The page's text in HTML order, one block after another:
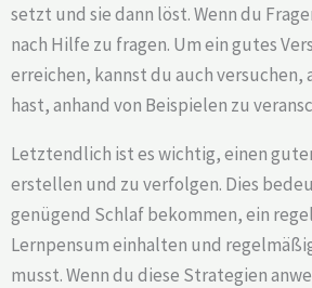
setzt und sie dann löst. Wenn du
nach Hilfe zu fragen. Um ein gutes
erreichen, kannst du auch versuchen,
hast, anhand von Beispielen zu
Letztendlich ist es wichtig, einen
erstellen und zu verfolgen. Dies
genügend Schlaf bekommen, ein
Lernpensum einhalten und
musst. Wenn du diese Strategien